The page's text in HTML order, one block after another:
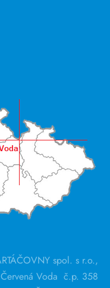
spol. s r.o.,
Červená Voda č.p. 358